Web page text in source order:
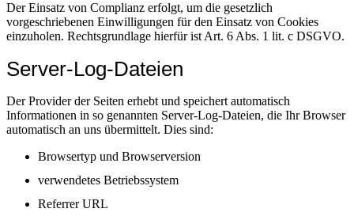
Der Einsatz von Complianz erfolgt, um die gesetzlich
vorgeschriebenen Einwilligungen für den Einsatz von Cookies
einzuholen. Rechtsgrundlage hierfür ist Art. 6 Abs. 1 lit. c DSGVO.
Server-Log-Dateien
Der Provider der Seiten erhebt und speichert automatisch
Informationen in so genannten Server-Log-Dateien, die Ihr Browser
automatisch an uns übermittelt. Dies sind:
Browsertyp und Browserversion
verwendetes Betriebssystem
Referrer URL